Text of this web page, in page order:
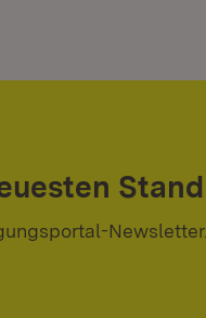
Stand
Newsletter.